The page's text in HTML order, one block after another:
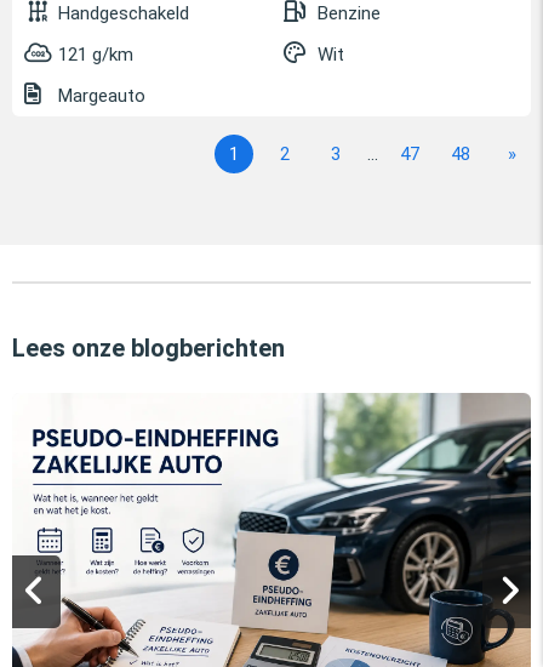
Handgeschakeld
Benzine
121 g/km
Wit
Margeauto
1 2 3 ... 47 48 »
Lees onze blogberichten